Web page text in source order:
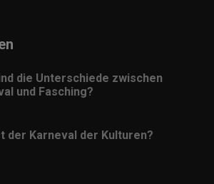
die Unterschiede zwischen
und Fasching?
der Karneval der Kulturen?